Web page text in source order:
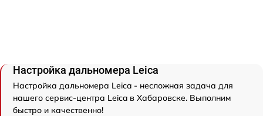
Настройка дальномера Leica
Настройка дальномера Leica - несложная задача для
нашего сервис-центра Leica в Хабаровске. Выполним
быстро и качественно!